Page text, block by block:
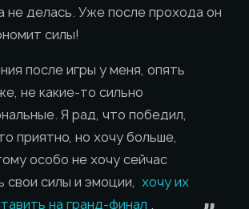
не делась. Уже после прохода он
силы!
после игры у меня, опять
не какие-то сильно
Я рад, что победил,
приятно, но хочу больше,
особо не хочу сейчас
свои силы и эмоции, хочу их
на гранд-финал .